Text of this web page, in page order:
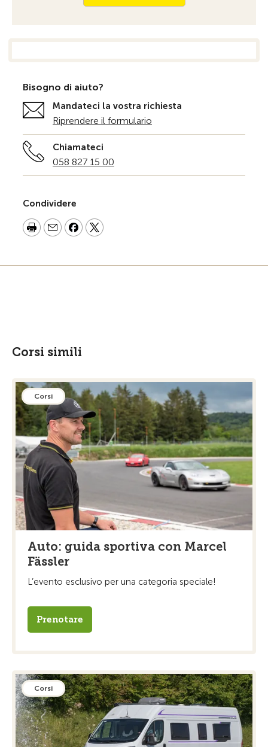
Bisogno di aiuto?
Mandateci la vostra richiesta
Riprendere il formulario
Chiamateci
058 827 15 00
Condividere
Corsi simili
Corsi
Auto: guida sportiva con Marcel
Fässler
L’evento esclusivo per una categoria speciale!
Prenotare
Corsi